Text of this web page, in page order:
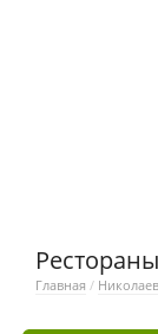
Главная /